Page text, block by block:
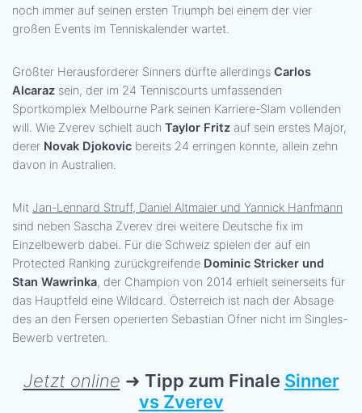
noch immer auf seinen ersten Triumph bei einem der vier
großen Events im Tenniskalender wartet.
Größter Herausforderer Sinners dürfte allerdings Carlos
Alcaraz sein, der im 24 Tenniscourts umfassenden
Sportkomplex Melbourne Park seinen Karriere-Slam vollenden
will. Wie Zverev schielt auch Taylor Fritz auf sein erstes Major,
derer Novak Djokovic bereits 24 erringen konnte, allein zehn
davon in Australien.
Mit Jan-Lennard Struff, Daniel Altmaier und Yannick Hanfmann
sind neben Sascha Zverev drei weitere Deutsche fix im
Einzelbewerb dabei. Für die Schweiz spielen der auf ein
Protected Ranking zurückgreifende Dominic Stricker und
Stan Wawrinka, der Champion von 2014 erhielt seinerseits für
das Hauptfeld eine Wildcard. Österreich ist nach der Absage
des an den Fersen operierten Sebastian Ofner nicht im Singles-
Bewerb vertreten.
Jetzt online ➜ Tipp zum Finale Sinner
vs Zverev